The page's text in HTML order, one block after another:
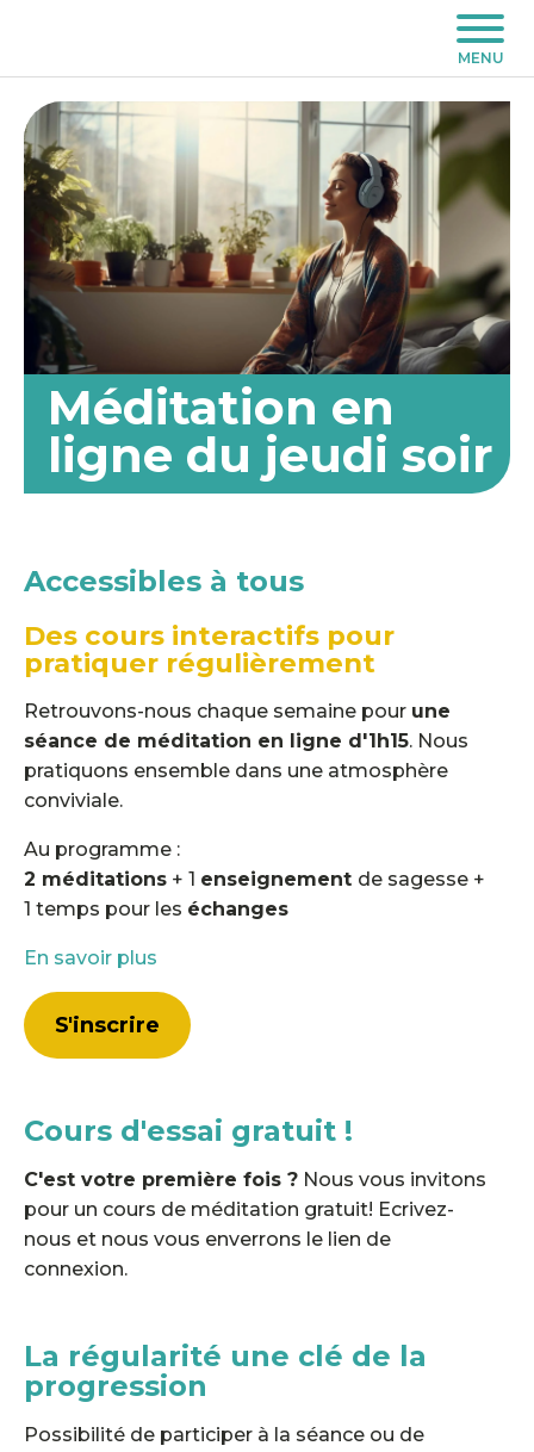
MENU
Méditation en
ligne du jeudi soir
Accessibles à tous
Des cours interactifs pour
pratiquer régulièrement
Retrouvons-nous chaque semaine pour une
séance de méditation en ligne d'1h15. Nous
pratiquons ensemble dans une atmosphère
conviviale.
Au programme :
2 méditations + 1 enseignement de sagesse +
1 temps pour les échanges
En savoir plus
S'inscrire
Cours d'essai gratuit !
C'est votre première fois ? Nous vous invitons
pour un cours de méditation gratuit! Ecrivez-
nous et nous vous enverrons le lien de
connexion.
La régularité une clé de la
progression
Possibilité de participer à la séance ou de